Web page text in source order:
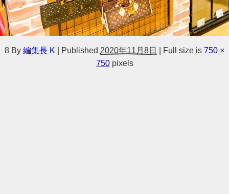
8 By 編集長 K Published 2020年11月8日 Full size is 750 ×
750pixels